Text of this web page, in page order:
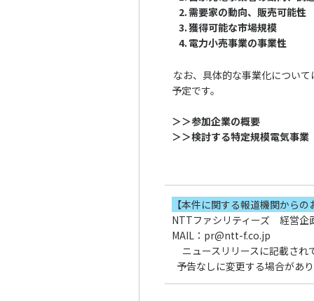
2.需要家の動向、販売可能性
3.獲得可能な市場規模
4. 電力小売事業の事業性
なお、具体的な事業化につい
予定です。
＞＞参加企業の概要
＞＞検討する特定規模電気事
【本件に関する報道機関から
NTTファシリティーズ 経営企
MAIL：pr@ntt-f.co.jp
ニュースリリースに記載さ
予告なしに変更する場合があ